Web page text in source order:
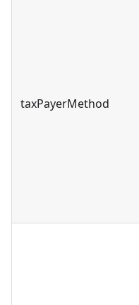
taxPayerMethod